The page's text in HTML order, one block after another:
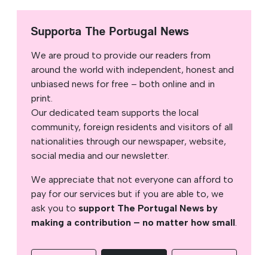
Supporta The Portugal News
We are proud to provide our readers from
around the world with independent, honest and
unbiased news for free – both online and in
print.
Our dedicated team supports the local
community, foreign residents and visitors of all
nationalities through our newspaper, website,
social media and our newsletter.
We appreciate that not everyone can afford to
pay for our services but if you are able to, we
ask you to support The Portugal News by
making a contribution – no matter how small.